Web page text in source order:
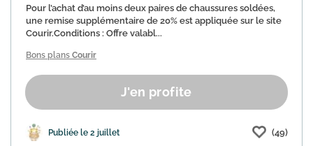
Pour l’achat d’au moins deux paires de chaussures soldées,
une remise supplémentaire de 20% est appliquée sur le site
Courir.Conditions : Offre valabl...
Bons plans Courir
J'en profite
Publiée le 2 juillet (49)